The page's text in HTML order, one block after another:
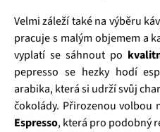
Velmi záleží také na výběru
pracuje s malým objemem a
vyplatí se sáhnout po
pepresso se hezky hodí
arabika, která si udrží svůj
čokolády. Přirozenou volbou
Espresso, která pro podobný